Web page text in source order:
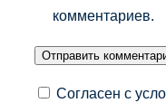
комментариев.
Согласен с